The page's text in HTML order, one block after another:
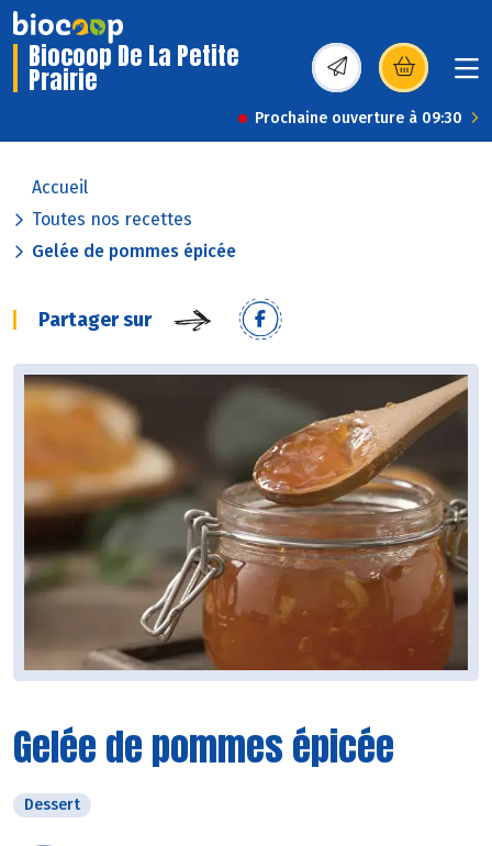
Biocoop De La Petite
Prairie (s’ouvre dans une
Prochaine ouverture à 09:30
Accueil
Toutes nos recettes
Gelée de pommes épicée
Partager sur
Gelée de pommes épicée
Dessert